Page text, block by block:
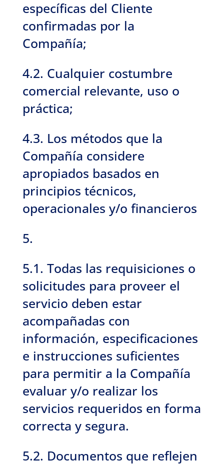
específicas del Cliente
confirmadas por la
Compañía;
4.2. Cualquier costumbre
comercial relevante, uso o
práctica;
4.3. Los métodos que la
Compañía considere
apropiados basados en
principios técnicos,
operacionales y/o financieros
5.
5.1. Todas las requisiciones o
solicitudes para proveer el
servicio deben estar
acompañadas con
información, especificaciones
e instrucciones suficientes
para permitir a la Compañía
evaluar y/o realizar los
servicios requeridos en forma
correcta y segura.
5.2. Documentos que reflejen